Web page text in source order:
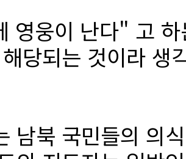
웅이 난다" 고 하
당되는 것이라 생
남북 국민들의 의